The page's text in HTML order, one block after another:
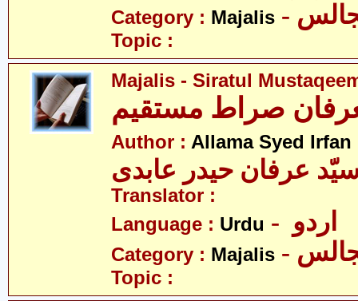
Category : Majalis
Topic :
Majalis - Siratul
Author : Allama Syed
عرفان حیدر عابدی
Translator :
Language : Urdu
Category : Majalis
Topic :